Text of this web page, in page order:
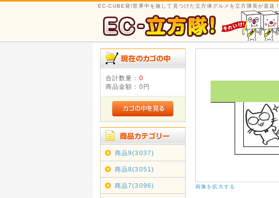
EC-CUBE発!世界中を旅して見つけた立方体グルメを立方隊長が直送！
合計数量： 0
商品金額： 0円
商品9(3037)
商品8(3051)
商品7(3096) 画像を拡大する